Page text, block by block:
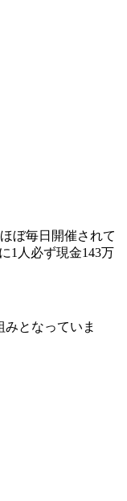
ぼ毎日開催されて
1人必ず現金143万
となっていま